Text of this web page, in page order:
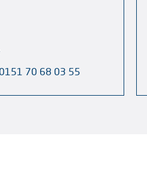
70 68 03 55